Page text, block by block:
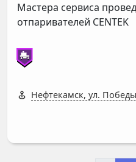
Мастера сервиса
отпаривателей CENTEK
Нефтекамск, ул.